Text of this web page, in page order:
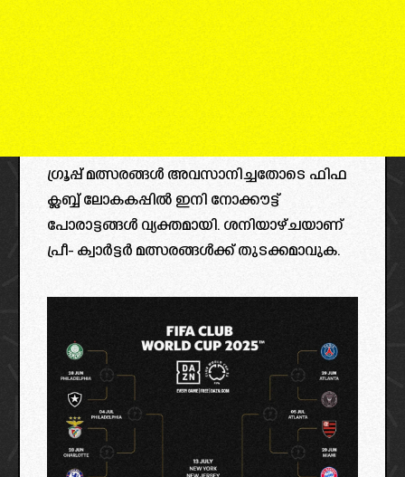
ഗ്രൂപ്പ് മത്സരങ്ങള്‍ അവസാനിച്ചതോടെ ഫിഫ
ക്ലബ്ബ് ലോകകപ്പില്‍ ഇനി നോക്കൗട്ട്
പോരാട്ടങ്ങള്‍ വ്യക്തമായി. ശനിയാഴ്ചയാണ്
പ്രീ- ക്വാർട്ടർ മത്സരങ്ങൾക്ക് തുടക്കമാവുക.